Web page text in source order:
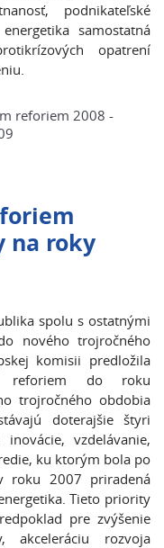
podnikateľské
samostatná
opatrení
reforiem 2008 -
na roky
spolu s ostatnými
nového trojročného
komisii predložila
reforiem do roku
trojročného obdobia
doterajšie štyri
vzdelávanie,
ku ktorým bola po
roku 2007 priradená
Tieto priority
pre zvýšenie
akceleráciu rozvoja